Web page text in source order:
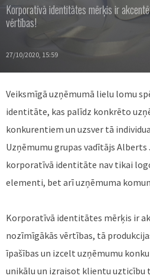
Korporatīvā identitātes mērķis ir
vērtības!
27/10/2020, 15:59
Veiksmīgā uzņēmumā lielu lomu
identitāte, kas palīdz konkrēto
konkurentiem un uzsver tā
Uzņēmumu grupas vadītājs Alberts
korporatīvā identitāte nav tikai
elementi, bet arī uzņēmuma
Korporatīvā identitātes mērķis ir
nozīmīgākās vērtības, tā
īpašības un izcelt uzņēmumu
unikālu un izraisot klientu uzticību